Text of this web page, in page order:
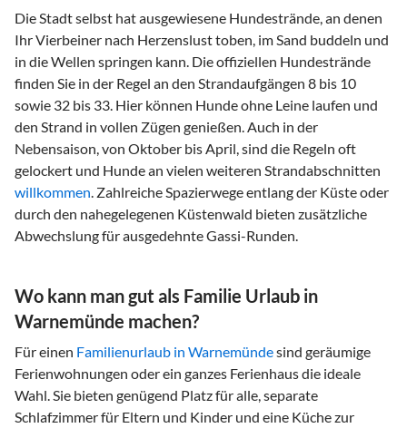
Die Stadt selbst hat ausgewiesene Hundestrände, an denen
Ihr Vierbeiner nach Herzenslust toben, im Sand buddeln und
in die Wellen springen kann. Die offiziellen Hundestrände
finden Sie in der Regel an den Strandaufgängen 8 bis 10
sowie 32 bis 33. Hier können Hunde ohne Leine laufen und
den Strand in vollen Zügen genießen. Auch in der
Nebensaison, von Oktober bis April, sind die Regeln oft
gelockert und Hunde an vielen weiteren Strandabschnitten
willkommen . Zahlreiche Spazierwege entlang der Küste oder
durch den nahegelegenen Küstenwald bieten zusätzliche
Abwechslung für ausgedehnte Gassi-Runden.
Wo kann man gut als Familie Urlaub in
Warnemünde machen?
Für einen Familienurlaub in Warnemündesind geräumige
Ferienwohnungen oder ein ganzes Ferienhaus die ideale
Wahl. Sie bieten genügend Platz für alle, separate
Schlafzimmer für Eltern und Kinder und eine Küche zur